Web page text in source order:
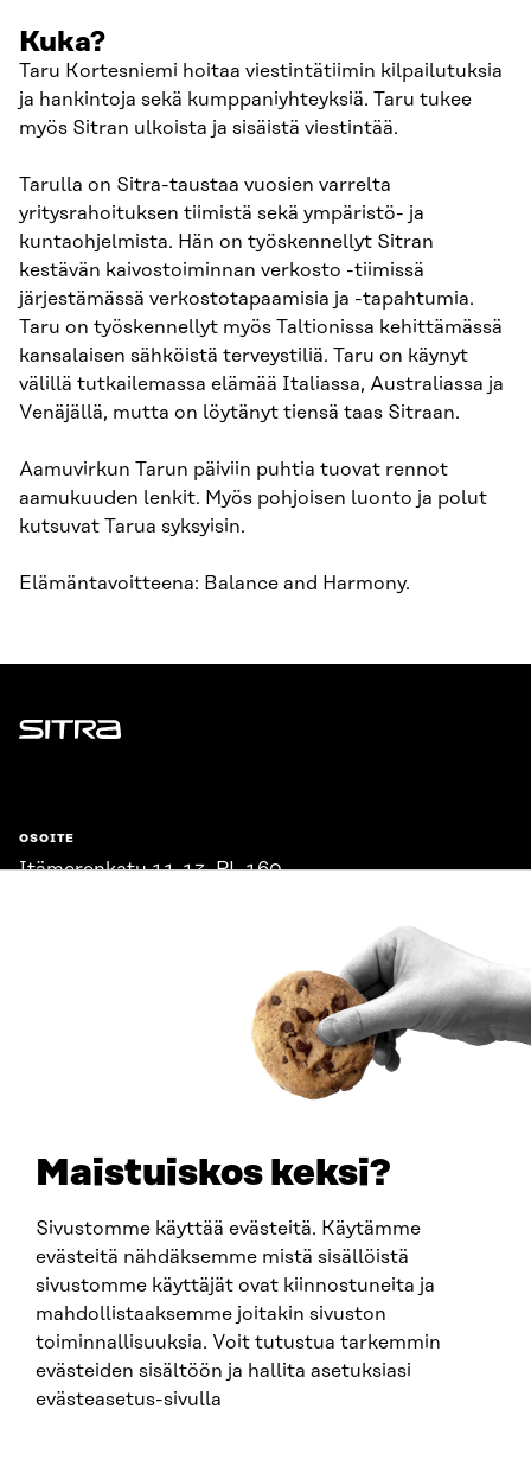
Maistuiskos keksi?
Sivustomme käyttää evästeitä. Käytämme
evästeitä nähdäksemme mistä sisällöistä
sivustomme käyttäjät ovat kiinnostuneita ja
mahdollistaaksemme joitakin sivuston
toiminnallisuuksia. Voit tutustua tarkemmin
evästeiden sisältöön ja hallita asetuksiasi
evästeasetus-sivulla
Kuka?
Taru Kortesniemi hoitaa viestintätiimin kilpailutuksia
ja hankintoja sekä kumppaniyhteyksiä. Taru tukee
myös Sitran ulkoista ja sisäistä viestintää.
Tarulla on Sitra-taustaa vuosien varrelta
yritysrahoituksen tiimistä sekä ympäristö- ja
kuntaohjelmista. Hän on työskennellyt Sitran
kestävän kaivostoiminnan verkosto -tiimissä
järjestämässä verkostotapaamisia ja -tapahtumia.
Taru on työskennellyt myös Taltionissa kehittämässä
kansalaisen sähköistä terveystiliä. Taru on käynyt
välillä tutkailemassa elämää Italiassa, Australiassa ja
Venäjällä, mutta on löytänyt tiensä taas Sitraan.
Aamuvirkun Tarun päiviin puhtia tuovat rennot
aamukuuden lenkit. Myös pohjoisen luonto ja polut
kutsuvat Tarua syksyisin.
Elämäntavoitteena: Balance and Harmony.
Sitra
OSOITE
Itämerenkatu 11-13, PL 160,
SITRA SOSIAALISESSA MEDIASSA
LinkedIn
Instagram
YouTube